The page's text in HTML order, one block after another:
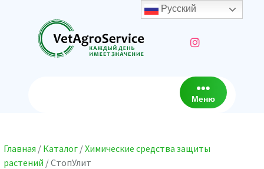
содержимому
Меню
Главная / Каталог /Химические средства защиты
растений / СтопУлит
Русский